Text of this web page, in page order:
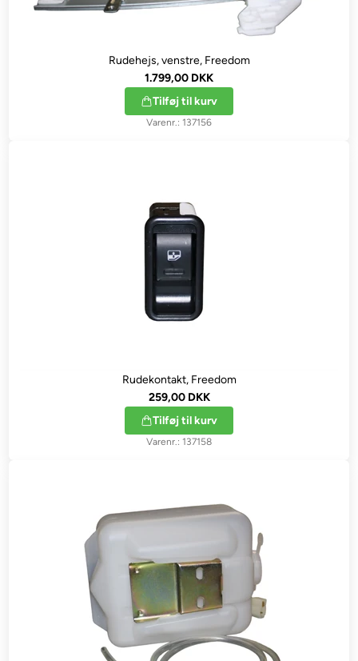
Rudehejs, venstre, Freedom
1.799,00 DKK
Tilføj til kurv
137156
Rudekontakt, Freedom
259,00 DKK
Tilføj til kurv
137158